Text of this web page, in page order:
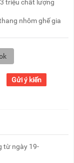
triệu chất lượng
nhôm ghế gia
Gửi ý kiến
từ ngày 19-